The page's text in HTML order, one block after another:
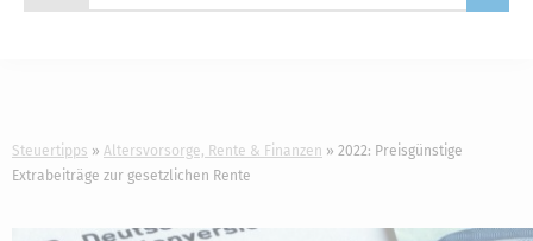
Steuertipps Altersvorsorge, Rente & Finanzen
2022: Preisgünstige
Extrabeiträge zur gesetzlichen Rente